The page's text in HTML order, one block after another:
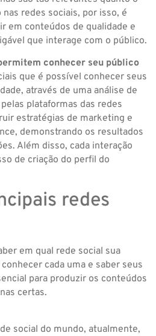
redes sociais, por isso, é
em conteúdos de qualidade e
que interage com o público.
conhecer seu público
que é possível conhecer seus
através de uma análise de
plataformas das redes
estratégias de marketing e
demonstrando os resultados
Além disso, cada interação
de criação do perfil do
redes
em qual rede social sua
cada uma e saber seus
para produzir os conteúdos
certas.
social do mundo, atualmente,